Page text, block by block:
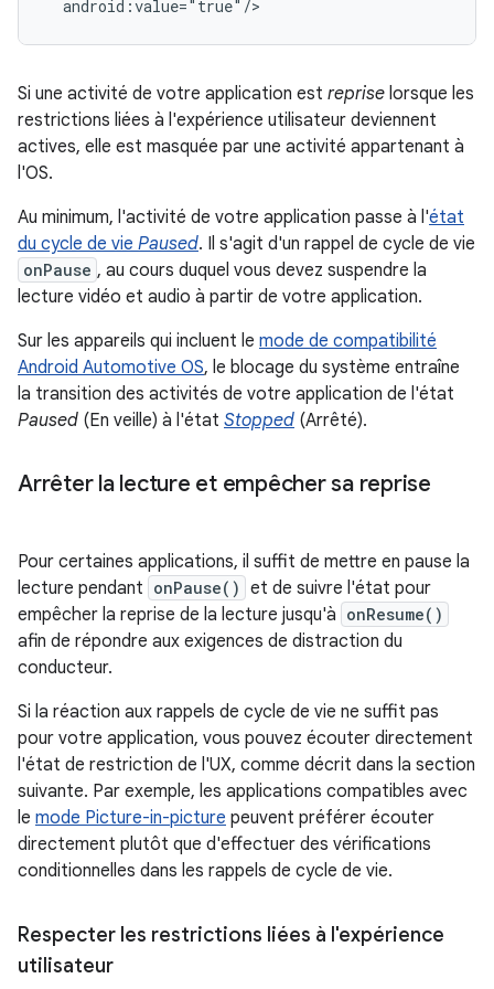
Si une activité de votre application est reprise lorsque les
restrictions liées à l'expérience utilisateur deviennent
actives, elle est masquée par une activité appartenant à
l'OS.
Au minimum, l'activité de votre application passe à l'état
du cycle de vie Paused. Il s'agit d'un rappel de cycle de vie
onPause , au cours duquel vous devez suspendre la
lecture vidéo et audio à partir de votre application.
Sur les appareils qui incluent le mode de compatibilité
Android Automotive OS, le blocage du système entraîne
la transition des activités de votre application de l'état
Paused (En veille) à l'état Stopped (Arrêté).
Arrêter la lecture et empêcher sa reprise
Pour certaines applications, il suffit de mettre en pause la
lecture pendant onPause() et de suivre l'état pour
empêcher la reprise de la lecture jusqu'à onResume()
afin de répondre aux exigences de distraction du
conducteur.
Si la réaction aux rappels de cycle de vie ne suffit pas
pour votre application, vous pouvez écouter directement
l'état de restriction de l'UX, comme décrit dans la section
suivante. Par exemple, les applications compatibles avec
le mode Picture-in-picture peuvent préférer écouter
directement plutôt que d'effectuer des vérifications
conditionnelles dans les rappels de cycle de vie.
Respecter les restrictions liées à l'expérience
utilisateur